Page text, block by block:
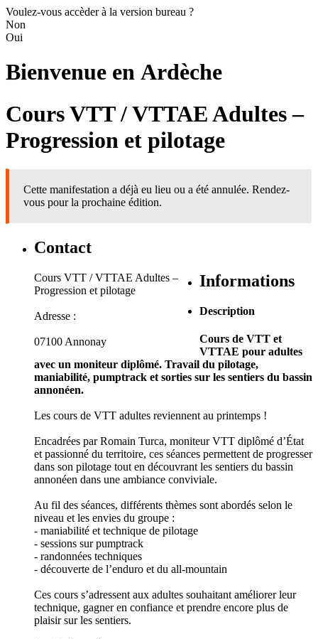
Voulez-vous accèder à la version bureau ?
Non
Oui
Bienvenue en Ardèche
Cours VTT / VTTAE Adultes –
Progression et pilotage
Cette manifestation a déjà eu lieu ou a été annulée. Rendez-
vous pour la prochaine édition.
Contact
Cours VTT / VTTAE Adultes –
Progression et pilotage
Adresse :
07100 Annonay
Informations
Description
Cours de VTT et
VTTAE pour adultes
avec un moniteur diplômé. Travail du pilotage,
maniabilité, pumptrack et sorties sur les sentiers du bassin
annonéen.
Les cours de VTT adultes reviennent au printemps !
Encadrées par Romain Turca, moniteur VTT diplômé d’État
et passionné du territoire, ces séances permettent de progresser
dans son pilotage tout en découvrant les sentiers du bassin
annonéen dans une ambiance conviviale.
Au fil des séances, différents thèmes sont abordés selon le
niveau et les envies du groupe :
- maniabilité et technique de pilotage
- sessions sur pumptrack
- randonnées techniques
- découverte de l’enduro et du all-mountain
Ces cours s’adressent aux adultes souhaitant améliorer leur
technique, gagner en confiance et prendre encore plus de
plaisir sur les sentiers.